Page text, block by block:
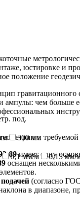
юстировке и
положение
гравитационного
ампулы: чем больше
и
89имеет одну
оснащен
(согласно
наклона в
под.
300 мм
0,1 мм/м
0,15 мм/